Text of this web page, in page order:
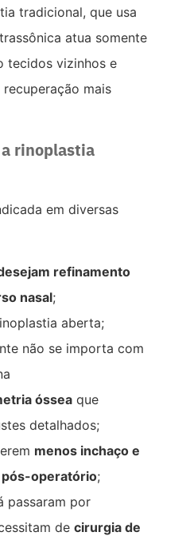
tradicional, que usa
atua somente
tecidos vizinhos e
mais
rinoplastia
em diversas
refinamento
nasal;
aberta;
não se importa com
óssea que
detalhados;
menos inchaço e
pós-operatório;
passaram por
de cirurgia de